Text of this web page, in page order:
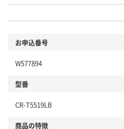
お申込番号
W577894
型番
CR-T5519LB
商品の特徴